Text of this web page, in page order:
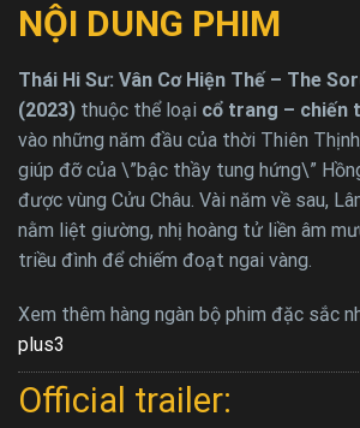
NỘI DUNG PHIM
Thái Hi Sư: Vân Cơ Hiện Thế – The
(2023) thuộc thể loại cổ trang – chiến
vào những năm đầu của thời Thiên
giúp đỡ của \”bậc thầy tung hứng\”
được vùng Cửu Châu. Vài năm về sau,
nằm liệt giường, nhị hoàng tử liền âm
triều đình để chiếm đoạt ngai vàng.
Xem thêm hàng ngàn bộ phim đặc sắc
plus3
Official trailer: